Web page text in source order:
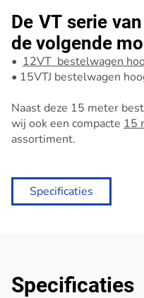
De VT serie
de volgende
• 12VT bestelwagen
• 15VTJ bestelwagen
Naast deze 15 meter
wij ook een compacte 15
assortiment.
Specificaties
Specificaties